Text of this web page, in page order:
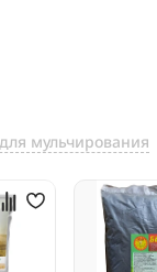
мульчирования